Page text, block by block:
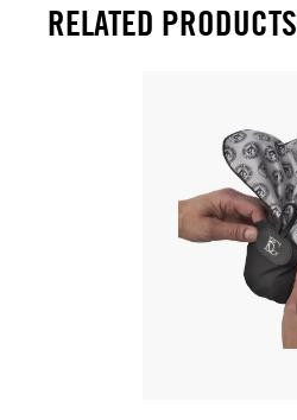
RELATED PRODUCTS